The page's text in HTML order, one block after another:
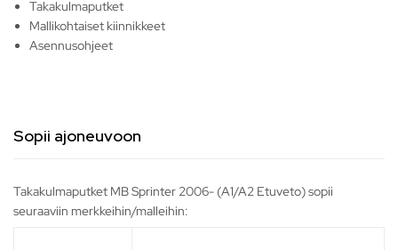
Takakulmaputket
Mallikohtaiset kiinnikkeet
Asennusohjeet
Sopii ajoneuvoon
Takakulmaputket MB Sprinter 2006- (A1/A2 Etuveto) sopii
seuraaviin merkkeihin/malleihin: